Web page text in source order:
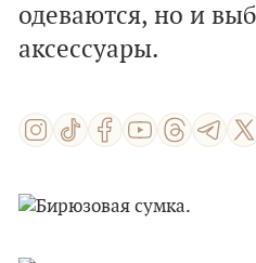
одеваются, но и
аксессуары.